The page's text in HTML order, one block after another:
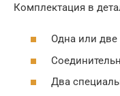
Комплектация в
Одна или
Два